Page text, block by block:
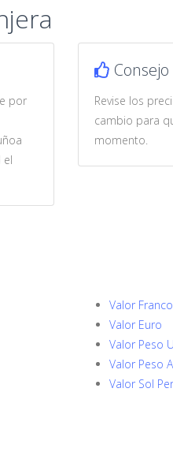
por
el
Consejo
Revise los
cambio para
momento.
Valor
Valor Euro
Valor Peso
Valor Peso
Valor Sol